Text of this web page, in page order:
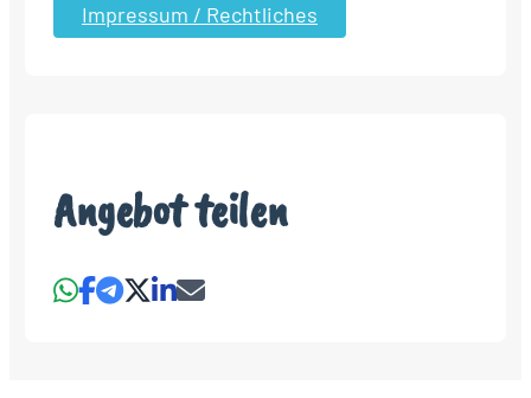
Impressum / Rechtliches
Angebot teilen